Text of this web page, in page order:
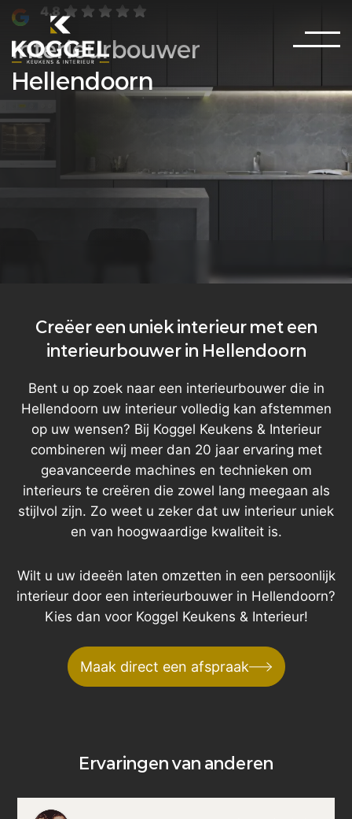
4.8
Interieurbouwer
Hellendoorn
Creëer een uniek interieur met een
interieurbouwer in Hellendoorn
Bent u op zoek naar een interieurbouwer die in
Hellendoorn uw interieur volledig kan afstemmen
op uw wensen? Bij Koggel Keukens & Interieur
combineren wij meer dan 20 jaar ervaring met
geavanceerde machines en technieken om
interieurs te creëren die zowel lang meegaan als
stijlvol zijn. Zo weet u zeker dat uw interieur uniek
en van hoogwaardige kwaliteit is.
Wilt u uw ideeën laten omzetten in een persoonlijk
interieur door een interieurbouwer in Hellendoorn?
Kies dan voor Koggel Keukens & Interieur!
Maak direct een afspraak
Ervaringen van anderen